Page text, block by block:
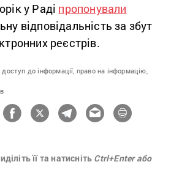
у Раді пропонували
відповідальність за збут
реєстрів.
доступ до інформації, право на інформацію,
її та натисніть Ctrl+Enter або